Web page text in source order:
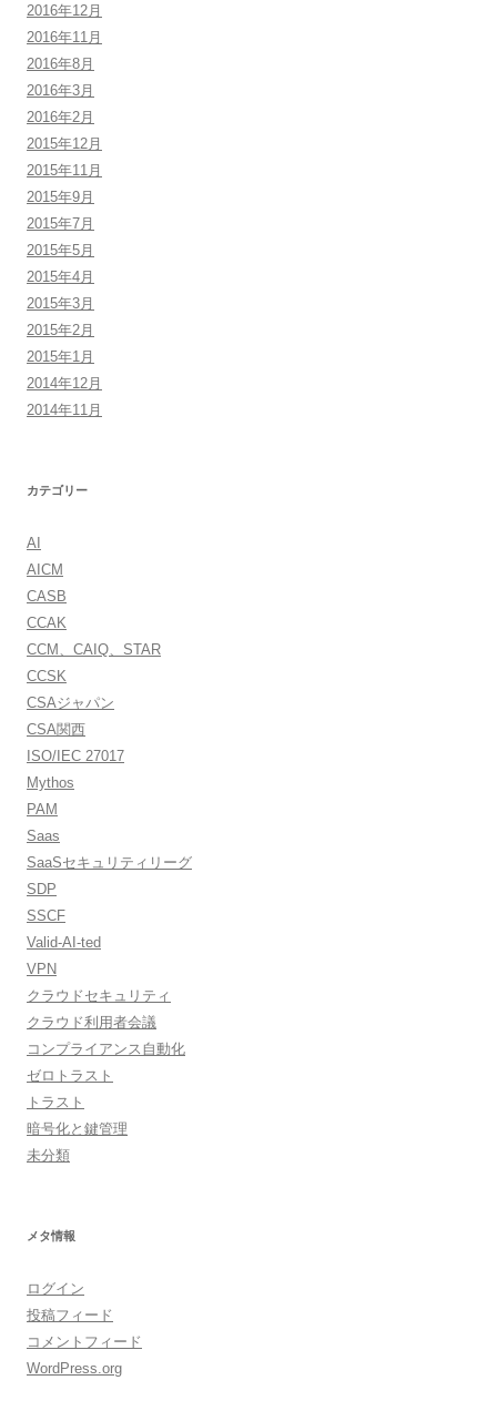
2016年12月
2016年11月
2016年8月
2016年3月
2016年2月
2015年12月
2015年11月
2015年9月
2015年7月
2015年5月
2015年4月
2015年3月
2015年2月
2015年1月
2014年12月
2014年11月
カテゴリー
AI
AICM
CASB
CCAK
CCM、CAIQ、STAR
CCSK
CSAジャパン
CSA関西
ISO/IEC 27017
Mythos
PAM
Saas
SaaSセキュリティリーグ
SDP
SSCF
Valid-AI-ted
VPN
クラウドセキュリティ
クラウド利用者会議
コンプライアンス自動化
ゼロトラスト
トラスト
暗号化と鍵管理
未分類
メタ情報
ログイン
投稿フィード
コメントフィード
WordPress.org